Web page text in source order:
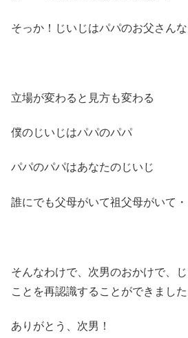
そっか！じいじはパパのお父さんな
立場が変わると見方も変わる
僕のじいじはパパのパパ
パパのパパはあなたのじいじ
誰にでも父母がいて祖父母がいて・
そんなわけで、次男のおかけで、
ことを再認識することができました
ありがとう、次男！